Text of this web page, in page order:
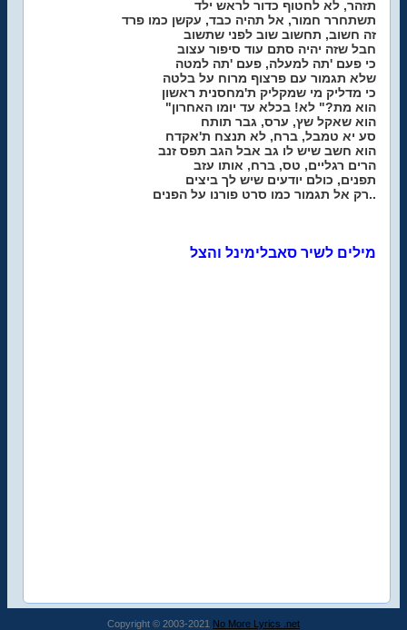
תזהר, לא לחטוף כדור לראש ילד
תשתחרר חמור, אל תהיה כבד, עקשן כמו פרד
זה חשוב, תחשוב שוב לפני שתשוב
חבל שזה יהיה סתם עוד סיפור עצוב
כי פעם 'תה למעלה, פעם 'תה למטה
שלא תגמור עם פרצוף מרוח על בלטה
כי מדליק מי שמקליק ת'מחסנית ראשון
"הוא מת?" לא! בכלא עד יומו האחרון
הוא שאקל שץ, ערס, גבר תותח
סע יא טמבל, ברח, לא תנצח ת'אקדח
הוא חשב שיש לו גב אבל הגב תפס זנב
הרים רגליים, טס, ברח, אותו עזב
תפנים, כולם יודעים שיש לך ביצים
רק אל תגמור כמו סרט פורנו על הפנים..
מילים לשיר סאבלימינל והצל
Copyright © 2003-2021 No More Lyrics .net